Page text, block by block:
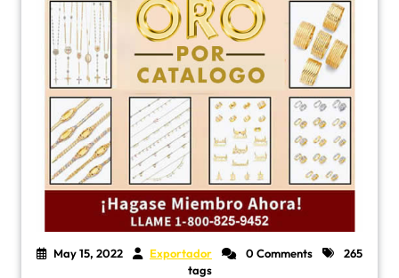
May 15, 2022 Exportador 0 Comments
265
tags